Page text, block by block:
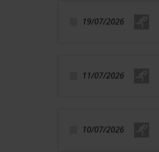
19/07/2026
11/07/2026
10/07/2026